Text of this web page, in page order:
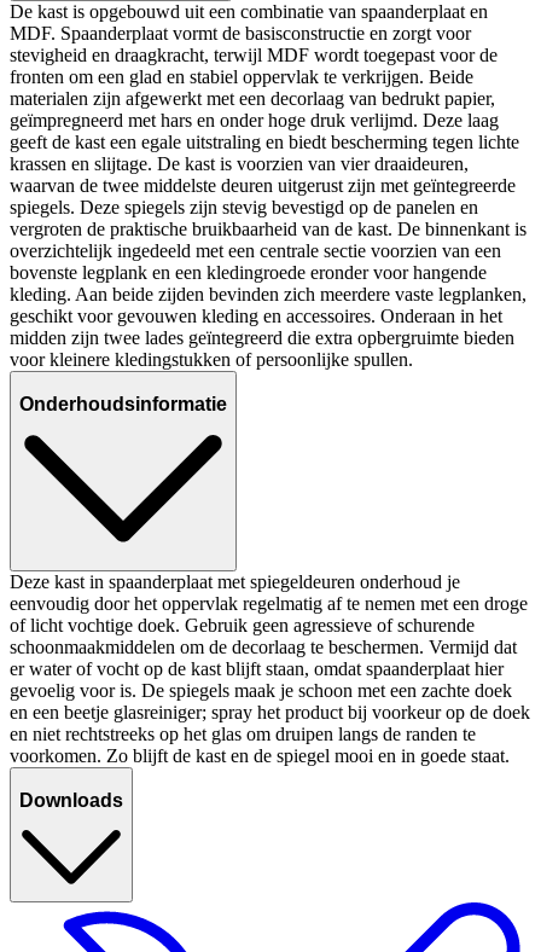
De kast is opgebouwd uit een combinatie van spaanderplaat en
MDF. Spaanderplaat vormt de basisconstructie en zorgt voor
stevigheid en draagkracht, terwijl MDF wordt toegepast voor de
fronten om een glad en stabiel oppervlak te verkrijgen. Beide
materialen zijn afgewerkt met een decorlaag van bedrukt papier,
geïmpregneerd met hars en onder hoge druk verlijmd. Deze laag
geeft de kast een egale uitstraling en biedt bescherming tegen lichte
krassen en slijtage. De kast is voorzien van vier draaideuren,
waarvan de twee middelste deuren uitgerust zijn met geïntegreerde
spiegels. Deze spiegels zijn stevig bevestigd op de panelen en
vergroten de praktische bruikbaarheid van de kast. De binnenkant is
overzichtelijk ingedeeld met een centrale sectie voorzien van een
bovenste legplank en een kledingroede eronder voor hangende
kleding. Aan beide zijden bevinden zich meerdere vaste legplanken,
geschikt voor gevouwen kleding en accessoires. Onderaan in het
midden zijn twee lades geïntegreerd die extra opbergruimte bieden
voor kleinere kledingstukken of persoonlijke spullen.
Onderhoudsinformatie
Deze kast in spaanderplaat met spiegeldeuren onderhoud je
eenvoudig door het oppervlak regelmatig af te nemen met een droge
of licht vochtige doek. Gebruik geen agressieve of schurende
schoonmaakmiddelen om de decorlaag te beschermen. Vermijd dat
er water of vocht op de kast blijft staan, omdat spaanderplaat hier
gevoelig voor is. De spiegels maak je schoon met een zachte doek
en een beetje glasreiniger; spray het product bij voorkeur op de doek
en niet rechtstreeks op het glas om druipen langs de randen te
voorkomen. Zo blijft de kast en de spiegel mooi en in goede staat.
Downloads